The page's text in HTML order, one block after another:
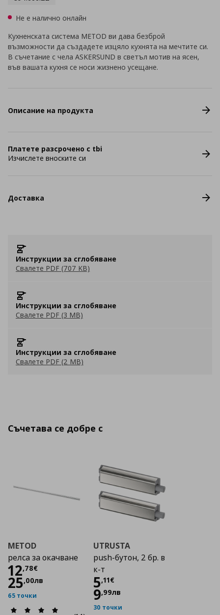
Не е налично онлайн
Кухненската система METOD ви дава безброй
възможности да създадете изцяло кухнята на мечтите си.
В съчетание с чела ASKERSUND в светъл мотив на ясен,
във вашата кухня се носи жизнено усещане.
Описание на продукта
Платете разсрочено с tbi
Изчислете вноските си
Доставка
Инструкции за сглобяване
Свалете PDF (707 KB)
Инструкции за сглобяване
Свалете PDF (3 MB)
Инструкции за сглобяване
Свалете PDF (2 MB)
Съчетава се добре с
METOD
релса за окачване
12,78€
Цена
25,00лв
65 точки
UTRUSTA
push-бутон, 2 бр. в
к-т
5,11€
Цена
9,99лв
30 точки